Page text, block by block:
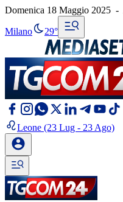
Domenica 18 Maggio 2025 -
Milano 29°
Leone (23 Lug - 23 Ago)